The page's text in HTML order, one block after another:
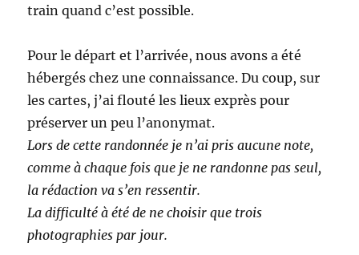
train quand c’est possible.
Pour le départ et l’arrivée, nous avons a été
hébergés chez une connaissance. Du coup, sur
les cartes, j’ai flouté les lieux exprès pour
préserver un peu l’anonymat.
Lors de cette randonnée je n’ai pris aucune note,
comme à chaque fois que je ne randonne pas seul,
la rédaction va s’en ressentir.
La difficulté à été de ne choisir que trois
photographies par jour.